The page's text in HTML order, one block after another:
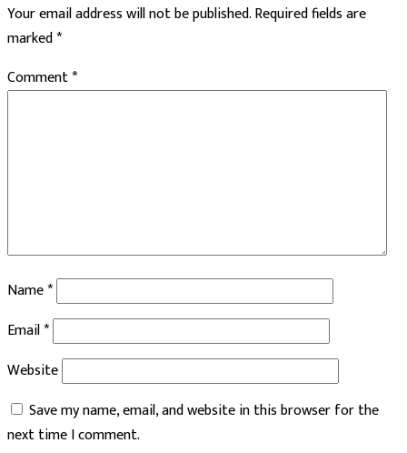
Your email address will not be published.Required fields are
marked*
Comment*
Name*
Email*
Website
Save my name, email, and website in this browser for the
next time I comment.